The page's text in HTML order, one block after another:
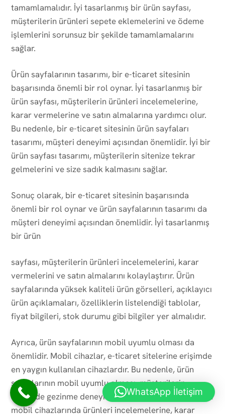
tamamlamalıdır. İyi tasarlanmış bir ürün sayfası,
müşterilerin ürünleri sepete eklemelerini ve ödeme
işlemlerini sorunsuz bir şekilde tamamlamalarını
sağlar.
Ürün sayfalarının tasarımı, bir e-ticaret sitesinin
başarısında önemli bir rol oynar. İyi tasarlanmış bir
ürün sayfası, müşterilerin ürünleri incelemelerine,
karar vermelerine ve satın almalarına yardımcı olur.
Bu nedenle, bir e-ticaret sitesinin ürün sayfaları
tasarımı, müşteri deneyimi açısından önemlidir. İyi bir
ürün sayfası tasarımı, müşterilerin sitenize tekrar
gelmelerini ve size sadık kalmasını sağlar.
Sonuç olarak, bir e-ticaret sitesinin başarısında
önemli bir rol oynar ve ürün sayfalarının tasarımı da
müşteri deneyimi açısından önemlidir. İyi tasarlanmış
bir ürün
sayfası, müşterilerin ürünleri incelemelerini, karar
vermelerini ve satın almalarını kolaylaştırır. Ürün
sayfalarında yüksek kaliteli ürün görselleri, açıklayıcı
ürün açıklamaları, özelliklerin listelendiği tablolar,
fiyat bilgileri, stok durumu gibi bilgiler yer almalıdır.
Ayrıca, ürün sayfalarının mobil uyumlu olması da
önemlidir. Mobil cihazlar, e-ticaret sitelerine erişimde
en yaygın kullanılan cihazlardır. Bu nedenle, ürün
sayfalarının mobil uyumlu olması, müşterilerin
sitenizde gezinme deneyimini geliştirir ve müşterilerin
mobil cihazlarında ürünleri incelemelerine, karar
WhatsApp İletişim